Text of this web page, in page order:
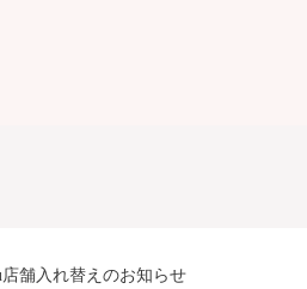
店舗入れ替えのお知らせ